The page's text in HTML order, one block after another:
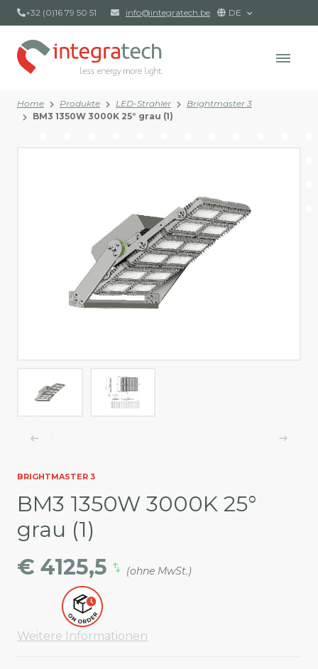
+32 (0)16 79 50 51 info@integratech.be DE
Home Produkte LED-Strahler
Brightmaster 3
BM3 1350W 3000K 25° grau (1)
BRIGHTMASTER 3
BM3 1350W 3000K 25°
grau (1)
€ 4125,5
(ohne MwSt.)
Weitere Informationen